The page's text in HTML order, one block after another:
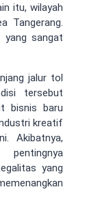
itu, wilayah
Tangerang.
yang sangat
jalur tol
tersebut
bisnis baru
kreatif
Akibatnya,
pentingnya
yang